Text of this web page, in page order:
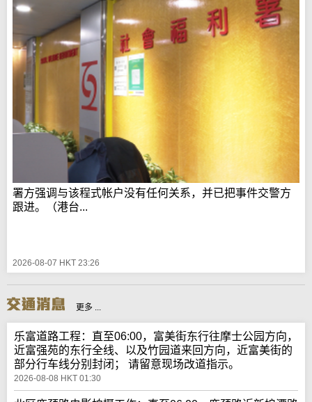
署方强调与该程式帐户没有任何关系，并已把事件交警方
跟进。（港台...
2026-08-07 HKT 23:26
更多 ...
乐富道路工程：直至06:00，富美街东行往摩士公园方向，
近富强苑的东行全线、以及竹园道来回方向，近富美街的
部分行车线分别封闭； 请留意现场改道指示。
2026-08-08 HKT 01:30